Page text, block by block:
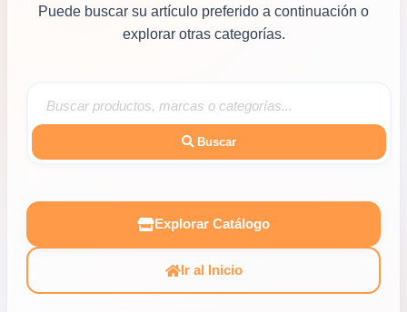
Puede buscar su artículo preferido a continuación o
explorar otras categorías.
Buscar
Explorar Catálogo
Ir al Inicio